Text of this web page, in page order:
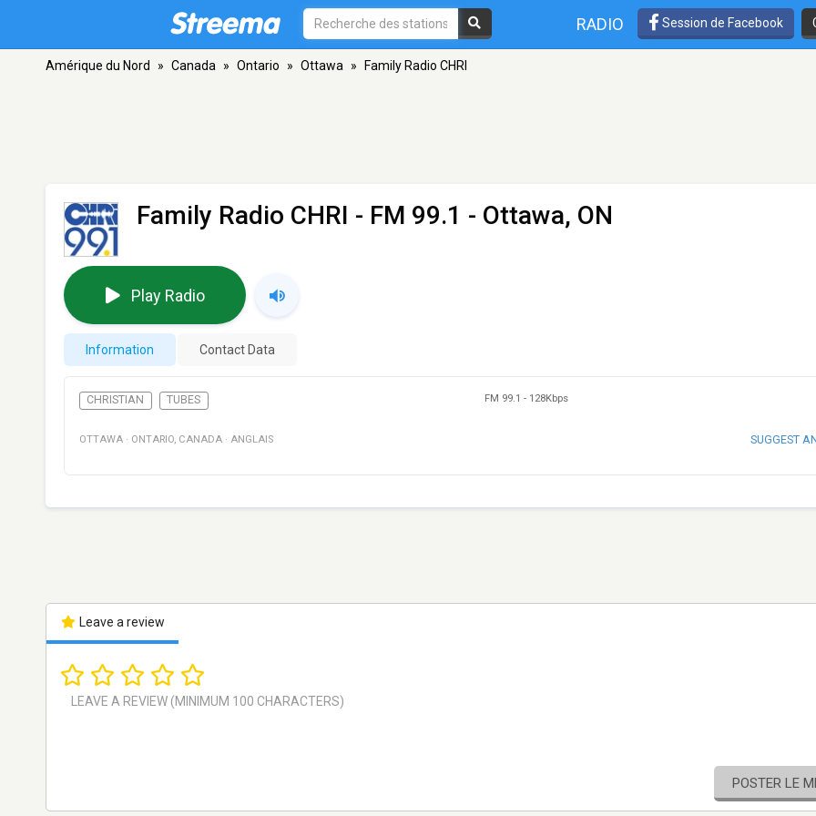
RADIO Session de Facebook
Amérique du Nord » Canada » Ontario » Ottawa » Family Radio CHRI
Family Radio CHRI - FM 99.1 - Ottawa, ON
Play Radio
Information Contact Data
CHRISTIAN TUBES FM 99.1 - 128Kbps
OTTAWA · ONTARIO, CANADA · ANGLAIS SUGGEST
Leave a review
POSTER LE